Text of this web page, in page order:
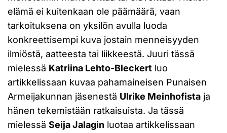
elämä ei kuitenkaan ole päämäärä, vaan
tarkoituksena on yksilön avulla luoda
konkreettisempi kuva jostain menneisyyden
ilmiöstä, aatteesta tai liikkeestä. Juuri tässä
mielessä Katriina Lehto-Bleckert luo
artikkelissaan kuvaa pahamaineisen Punaisen
Armeijakunnan jäsenestä Ulrike Meinhofista ja
hänen tekemistään ratkaisuista. Ja tässä
mielessä Seija Jalagin luotaa artikkelissaan